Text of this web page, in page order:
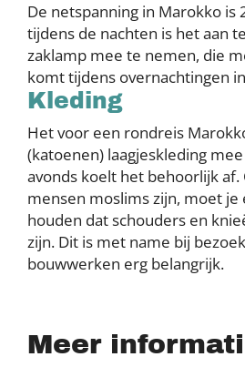
De netspanning in Marokko is
tijdens de nachten is het aan
zaklamp mee te nemen, die
komt tijdens overnachtingen
Kleding
Het voor een rondreis
(katoenen) laagjeskleding
avonds koelt het behoorlijk
mensen moslims zijn, moet
houden dat schouders en
zijn. Dit is met name bij
bouwwerken erg belangrijk.
Meer